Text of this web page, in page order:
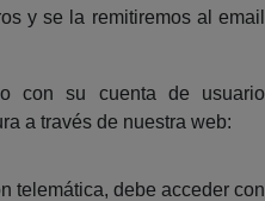
y se la remitiremos al email
con su cuenta de usuario
a través de nuestra web:
telemática, debe acceder con